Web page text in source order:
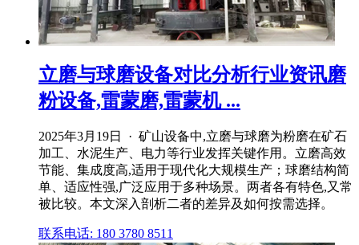
立磨与球磨设备对比分析行业资讯磨
粉设备,雷蒙磨,雷蒙机 ...
2025年3月19日 · 矿山设备中,立磨与球磨为粉磨在矿石
加工、水泥生产、电力等行业发挥关键作用。立磨高效
节能、集成度高,适用于现代化大规模生产；球磨结构简
单、适应性强,广泛应用于多种场景。两者各有特色,又常
被比较。本文深入剖析二者的差异及如何按需选择。
联系电话: 180 3780 8511